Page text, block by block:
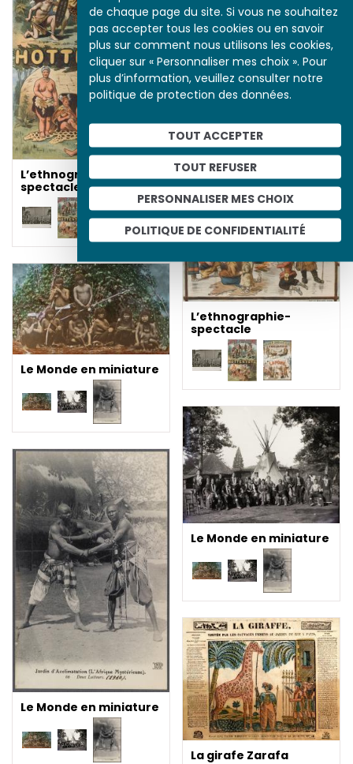
de chaque page du site. Si vous ne souhaitez
pas accepter tous les cookies ou en savoir
plus sur comment nous utilisons les cookies,
cliquer sur « Personnaliser mes choix ». Pour
plus d’information, veuillez consulter notre
politique de protection des données.
TOUT ACCEPTER
TOUT REFUSER
PERSONNALISER MES CHOIX
POLITIQUE DE CONFIDENTIALITÉ
spectacle
L’ethnographie-
spectacle
L’ethnographie-
spectacle
Le Monde en miniature
Le Monde en miniature
Le Monde en miniature
La girafe Zarafa